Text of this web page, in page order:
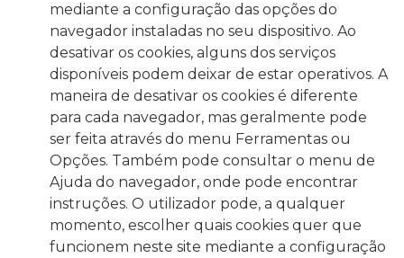
mediante a configuração das opções do
navegador instaladas no seu dispositivo. Ao
desativar os cookies, alguns dos serviços
disponíveis podem deixar de estar operativos. A
maneira de desativar os cookies é diferente
para cada navegador, mas geralmente pode
ser feita através do menu Ferramentas ou
Opções. Também pode consultar o menu de
Ajuda do navegador, onde pode encontrar
instruções. O utilizador pode, a qualquer
momento, escolher quais cookies quer que
funcionem neste site mediante a configuração